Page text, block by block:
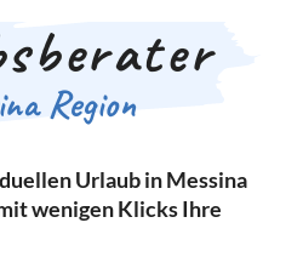
Region
Urlaub in Messina
wenigen Klicks Ihre